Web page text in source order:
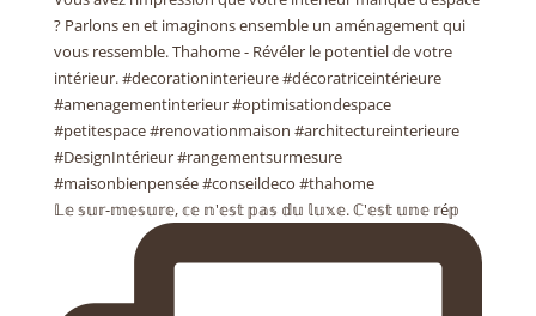
𝕃𝕖 𝕤𝕦𝕣-𝕞𝕖𝕤𝕦𝕣𝕖, 𝕔𝕖 𝕟'𝕖𝕤𝕥 𝕡𝕒𝕤 𝕕𝕦 𝕝𝕦𝕩𝕖. ℂ'𝕖𝕤𝕥 𝕦𝕟𝕖 𝕣é𝕡